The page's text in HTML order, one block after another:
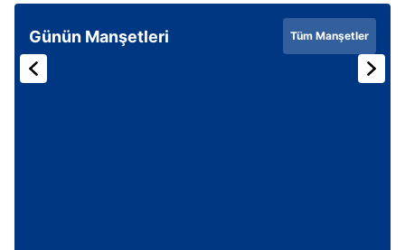
Günün Manşetleri Tüm Manşetler